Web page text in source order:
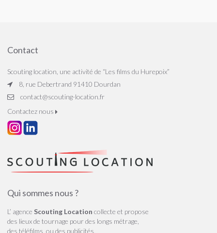
Contact
Scouting location, une activité de “Les films du Hurepoix”
8, rue Debertrand 91410 Dourdan
contact@scouting-location.fr
Contactez nous
Qui sommes nous ?
L’ agence Scouting Location collecte et propose
des lieux de tournage pour des longs métrage,
des téléfilms, ou des publicités.